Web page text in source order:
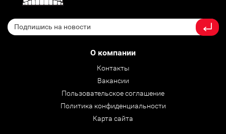
О компании
Контакты
Вакансии
Пользовательское соглашение
Политика конфиденциальности
Карта сайта